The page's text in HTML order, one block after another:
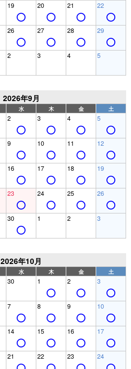
19 20 21 22
26 27 28 29
2 3 4 5
2026年9月
水 木 金 土
2 3 4 5
9 10 11 12
16 17 18 19
23 24 25 26
30 1 2 3
2026年10月
水 木 金 土
30 1 2 3
7 8 9 10
14 15 16 17
21 22 23 24